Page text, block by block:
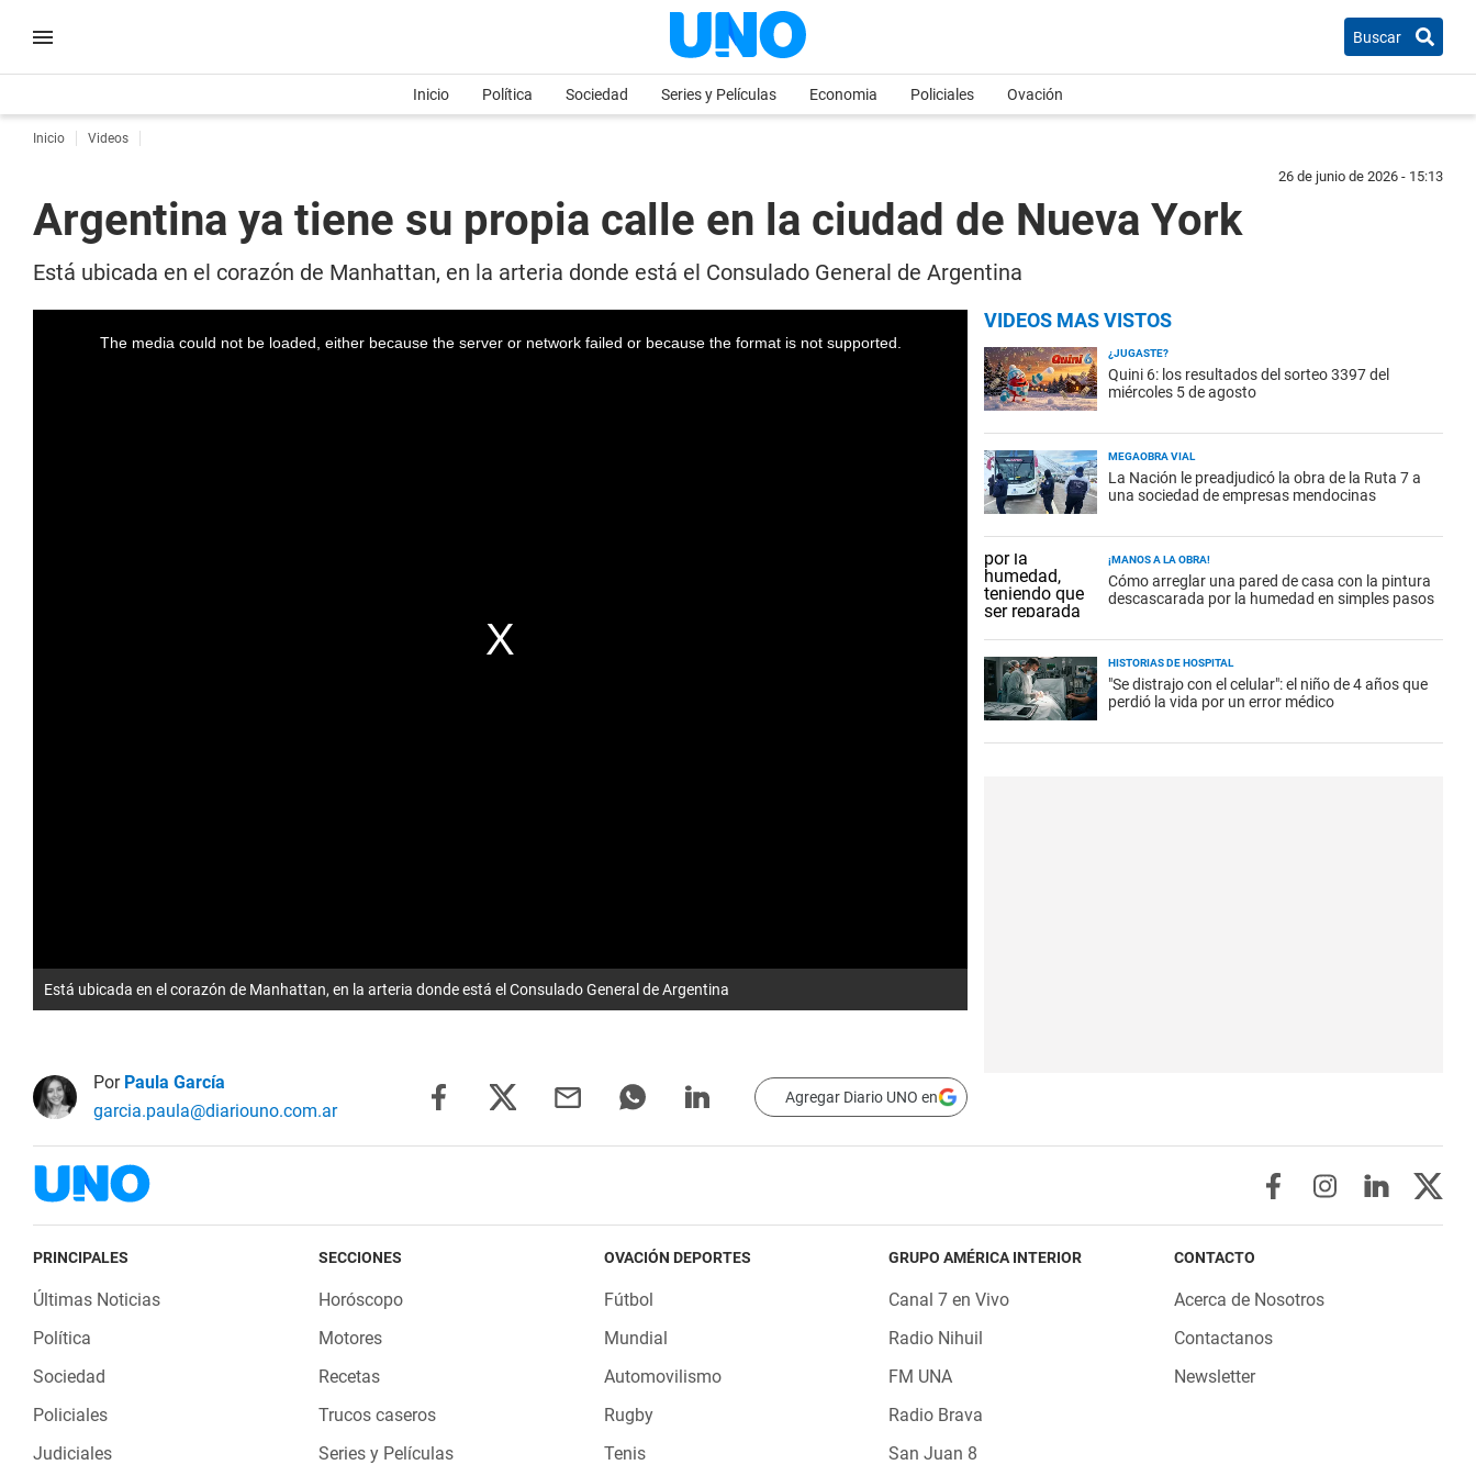
Buscar
Inicio Política Sociedad Series y Películas Economia Policiales Ovación
Inicio Videos
26 de junio de 2026 - 15:13
Argentina ya tiene su propia calle en la ciudad de Nueva York
Está ubicada en el corazón de Manhattan, en la arteria donde está el Consulado General de Argentina
The media could not be loaded, either because the server or network failed or because the format is not supported.
Está ubicada en el corazón de Manhattan, en la arteria donde está el Consulado General de Argentina
Por Paula García
garcia.paula@diariouno.com.ar
Agregar Diario UNO en
VIDEOS MAS VISTOS
¿JUGASTE?
Quini 6: los resultados del sorteo 3397 del
miércoles 5 de agosto
MEGAOBRA VIAL
La Nación le preadjudicó la obra de la Ruta 7 a
una sociedad de empresas mendocinas
¡MANOS A LA OBRA!
Cómo arreglar una pared de casa con la pintura
descascarada por la humedad en simples pasos
HISTORIAS DE HOSPITAL
"Se distrajo con el celular": el niño de 4 años que
perdió la vida por un error médico
PRINCIPALES
Últimas Noticias
Política
Sociedad
Policiales
Judiciales
SECCIONES
Horóscopo
Motores
Recetas
Trucos caseros
Series y Películas
OVACIÓN DEPORTES
Fútbol
Mundial
Automovilismo
Rugby
Tenis
GRUPO AMÉRICA INTERIOR
Canal 7 en Vivo
Radio Nihuil
FM UNA
Radio Brava
San Juan 8
CONTACTO
Acerca de Nosotros
Contactanos
Newsletter